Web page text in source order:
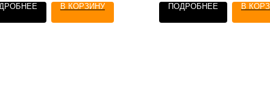
В КОРЗИНУ ПОДРОБНЕЕ В